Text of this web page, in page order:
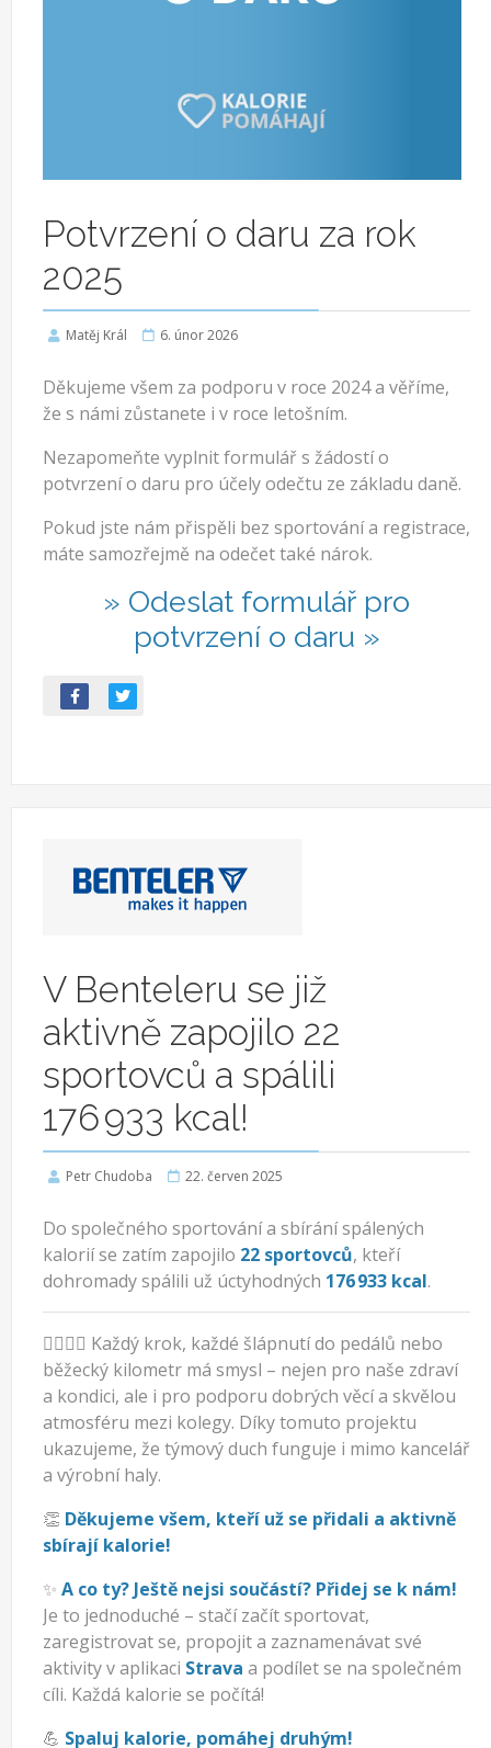
Potvrzení o daru za rok
2025
Matěj Král 6. únor 2026
Děkujeme všem za podporu v roce 2024 a věříme,
že s námi zůstanete i v roce letošním.
Nezapomeňte vyplnit formulář s žádostí o
potvrzení o daru pro účely odečtu ze základu daně.
Pokud jste nám přispěli bez sportování a registrace,
máte samozřejmě na odečet také nárok.
» Odeslat formulář pro
potvrzení o daru »
V Benteleru se již
aktivně zapojilo 22
sportovců a spálili
176 933 kcal!
Petr Chudoba 22. červen 2025
Do společného sportování a sbírání spálených
kalorií se zatím zapojilo 22 sportovců, kteří
dohromady spálili už úctyhodných 176 933 kcal.
🏃‍♂️🚴‍♀️ Každý krok, každé šlápnutí do pedálů nebo
běžecký kilometr má smysl – nejen pro naše zdraví
a kondici, ale i pro podporu dobrých věcí a skvělou
atmosféru mezi kolegy. Díky tomuto projektu
ukazujeme, že týmový duch funguje i mimo kancelář
a výrobní haly.
👏 Děkujeme všem, kteří už se přidali a aktivně
sbírají kalorie!
✨ A co ty? Ještě nejsi součástí? Přidej se k nám!
Je to jednoduché – stačí začít sportovat,
zaregistrovat se, propojit a zaznamenávat své
aktivity v aplikaci Strava a podílet se na společném
cíli. Každá kalorie se počítá!
💪 Spaluj kalorie, pomáhej druhým!